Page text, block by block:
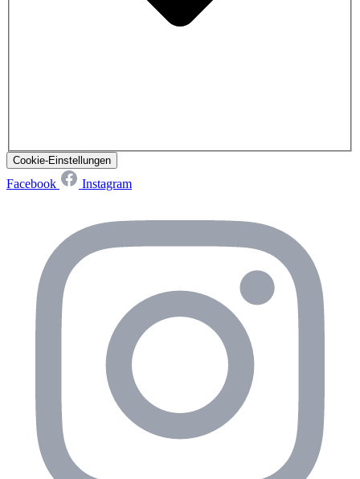
Cookie-Einstellungen
Facebook Instagram